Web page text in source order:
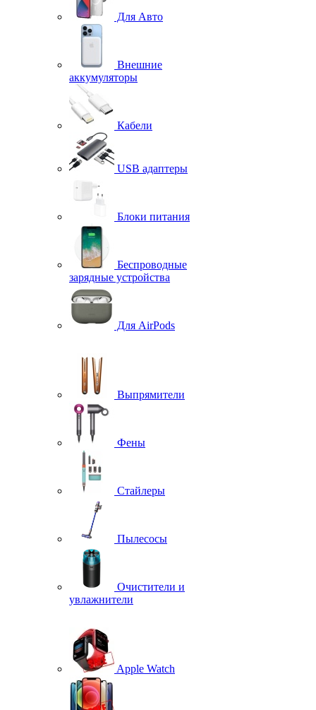
Для Авто
Внешние
аккумуляторы
Кабели
USB адаптеры
Блоки питания
Беспроводные
зарядные устройства
Для AirPods
Выпрямители
Фены
Стайлеры
Пылесосы
Очистители и
увлажнители
Apple Watch